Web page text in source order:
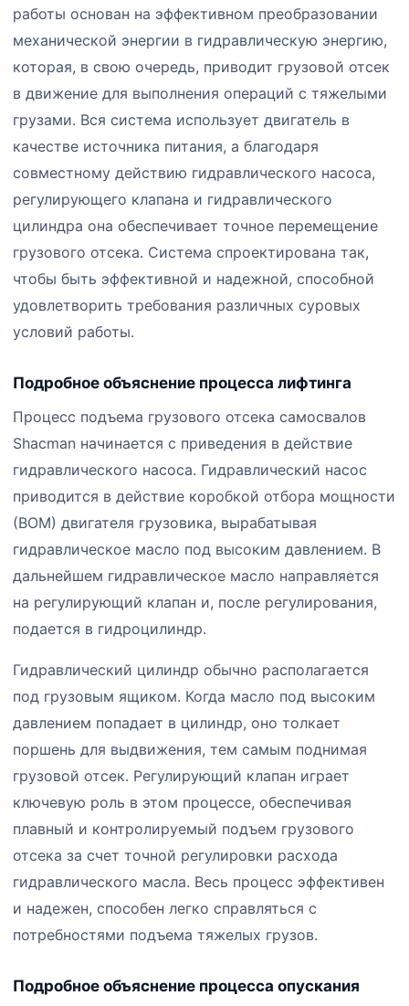
работы основан на эффективном преобразовании
механической энергии в гидравлическую энергию,
которая, в свою очередь, приводит грузовой отсек
в движение для выполнения операций с тяжелыми
грузами. Вся система использует двигатель в
качестве источника питания, а благодаря
совместному действию гидравлического насоса,
регулирующего клапана и гидравлического
цилиндра она обеспечивает точное перемещение
грузового отсека. Система спроектирована так,
чтобы быть эффективной и надежной, способной
удовлетворить требования различных суровых
условий работы.
Подробное объяснение процесса лифтинга
Процесс подъема грузового отсека самосвалов
Shacman начинается с приведения в действие
гидравлического насоса. Гидравлический насос
приводится в действие коробкой отбора мощности
(ВОМ) двигателя грузовика, вырабатывая
гидравлическое масло под высоким давлением. В
дальнейшем гидравлическое масло направляется
на регулирующий клапан и, после регулирования,
подается в гидроцилиндр.
Гидравлический цилиндр обычно располагается
под грузовым ящиком. Когда масло под высоким
давлением попадает в цилиндр, оно толкает
поршень для выдвижения, тем самым поднимая
грузовой отсек. Регулирующий клапан играет
ключевую роль в этом процессе, обеспечивая
плавный и контролируемый подъем грузового
отсека за счет точной регулировки расхода
гидравлического масла. Весь процесс эффективен
и надежен, способен легко справляться с
потребностями подъема тяжелых грузов.
Подробное объяснение процесса опускания